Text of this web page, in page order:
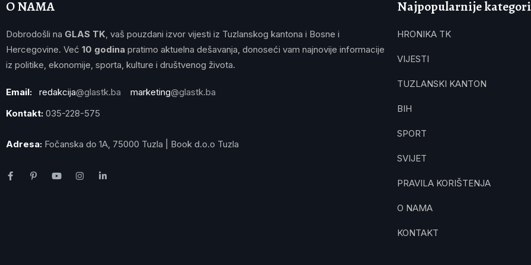
O NAMA
Dobrodošli na GLAS TK, vaš pouzdani izvor vijesti iz Tuzlanskog kantona i Bosne i
Hercegovine. Već 10 godina pratimo aktuelna dešavanja, donoseći vam najnovije informacije
iz politike, ekonomije, sporta, kulture i društvenog života.
Email: redakcija@glastk.ba marketing@glastk.ba
Kontakt: 035-228-575
Adresa: Fočanska do 1A, 75000 Tuzla | Book d.o.o Tuzla
Najpopularnije
HRONIKA TK
VIJESTI
TUZLANSKI KANTON
BIH
SPORT
SVIJET
PRAVILA KORIŠTENJA
O NAMA
KONTAKT